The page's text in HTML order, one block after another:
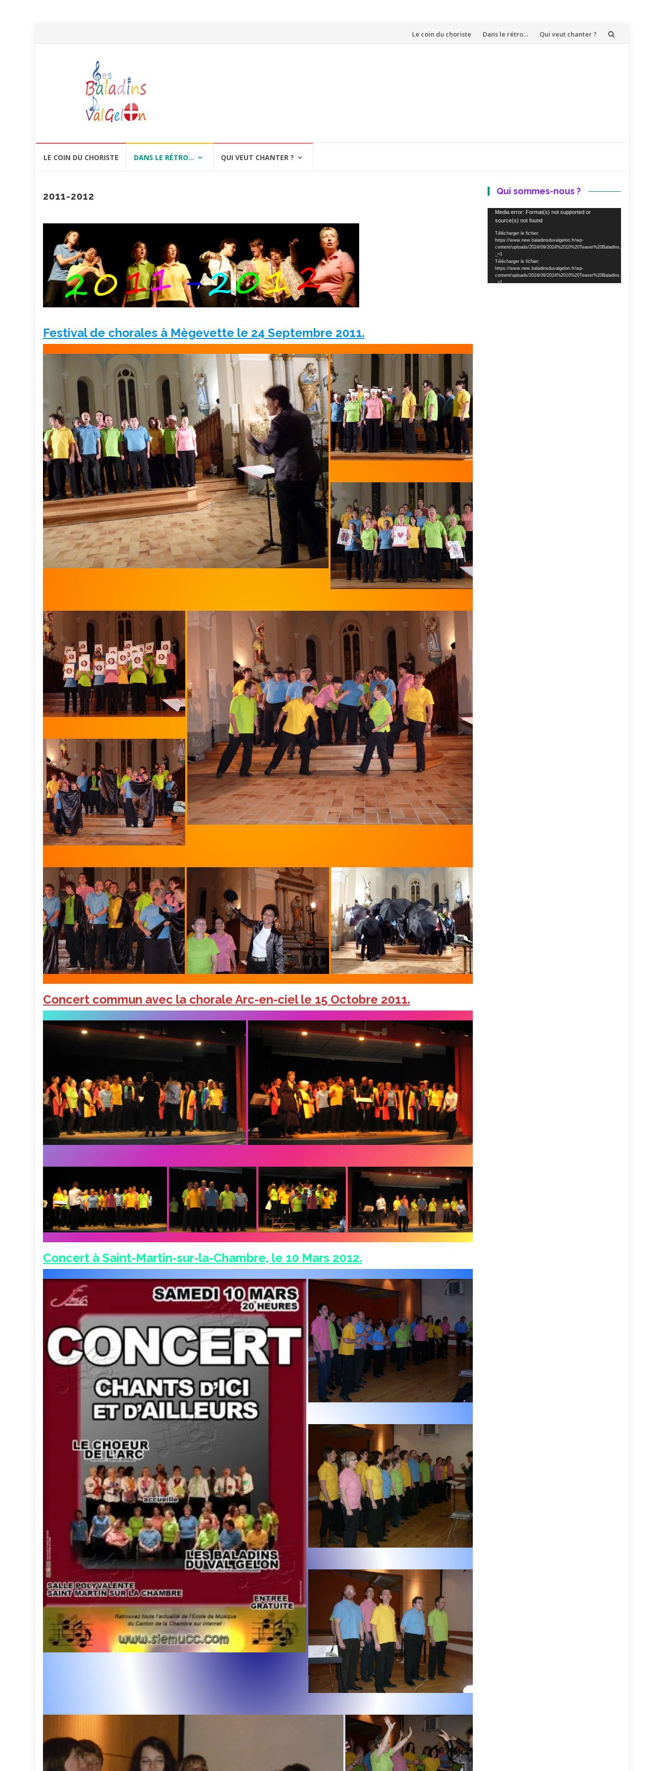
Aller
Le coin du choriste Dans le rétro… Qui veut chanter ?
LE COIN DU CHORISTE DANS LE RÉTRO… QUI VEUT CHANTER ?
2011-2012
Festival de chorales à Mègevette le 24 Septembre 2011.
Concert commun avec la chorale Arc-en-ciel le 15 Octobre 2011.
Concert à Saint-Martin-sur-la-Chambre, le 10 Mars 2012.
Qui sommes-nous ?
Lecteur
vidéo
Media error: Format(s) not supported or
source(s) not found
Télécharger le fichier:
https://www.new.baladinsduvalgelon.fr/wp-
content/uploads/2024/09/2024%2010%20Teaser%20Baladins.mp4?
_=1
Télécharger le fichier:
https://www.new.baladinsduvalgelon.fr/wp-
content/uploads/2024/09/2024%2010%20Teaser%20Baladins.mp4?
_=1